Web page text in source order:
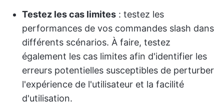
Testez les cas limites : testez les
performances de vos commandes slash dans
différents scénarios. À faire, testez
également les cas limites afin d'identifier les
erreurs potentielles susceptibles de perturber
l'expérience de l'utilisateur et la facilité
d'utilisation.